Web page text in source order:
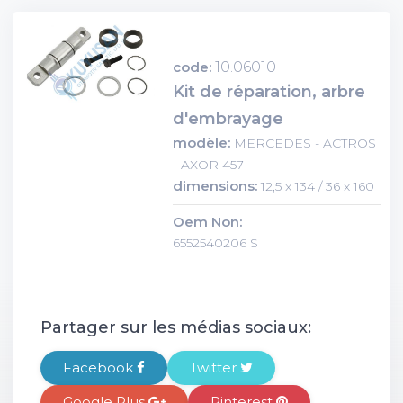
code: 10.06010
Kit de réparation, arbre
d'embrayage
modèle: MERCEDES - ACTROS
- AXOR 457
dimensions: 12,5 x 134 / 36 x 160
Oem Non:
6552540206 S
Partager sur les médias sociaux:
Facebook
Twitter